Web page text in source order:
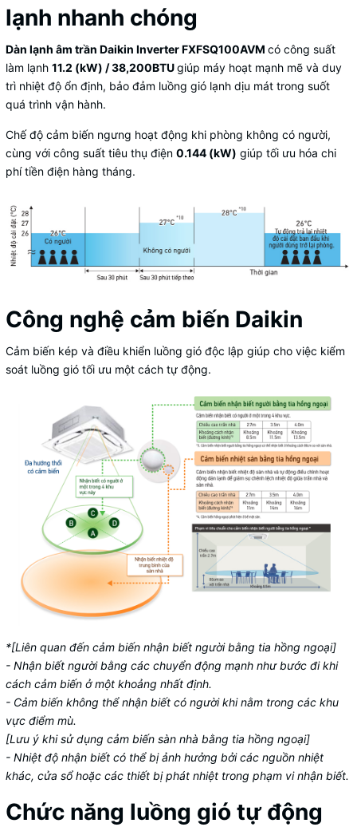
lạnh nhanh chóng
Dàn lạnh âm trần Daikin Inverter FXFSQ100AVM có công suất
làm lạnh 11.2 (kW) / 38,200BTUgiúp máy hoạt mạnh mẽ và duy
trì nhiệt độ ổn định, bảo đảm luồng gió lạnh dịu mát trong suốt
quá trình vận hành.
Chế độ cảm biến ngưng hoạt động khi phòng không có người,
cùng với công suất tiêu thụ điện 0.144 (kW) giúp tối ưu hóa chi
phí tiền điện hàng tháng.
Công nghệ cảm biến Daikin
Cảm biến kép và điều khiển luồng gió độc lập giúp cho việc kiểm
soát luồng gió tối ưu một cách tự động.
*[Liên quan đến cảm biến nhận biết người bằng tia hồng ngoại]
- Nhận biết người bằng các chuyển động mạnh như bước đi khi
cách cảm biến ở một khoảng nhất định.
- Cảm biến không thể nhận biết có người khi nằm trong các khu
vực điểm mù.
[Lưu ý khi sử dụng cảm biến sàn nhà bằng tia hồng ngoại]
- Nhiệt độ nhận biết có thể bị ảnh hưởng bởi các nguồn nhiệt
khác, cửa sổ hoặc các thiết bị phát nhiệt trong phạm vi nhận biết.
Chức năng luồng gió tự động